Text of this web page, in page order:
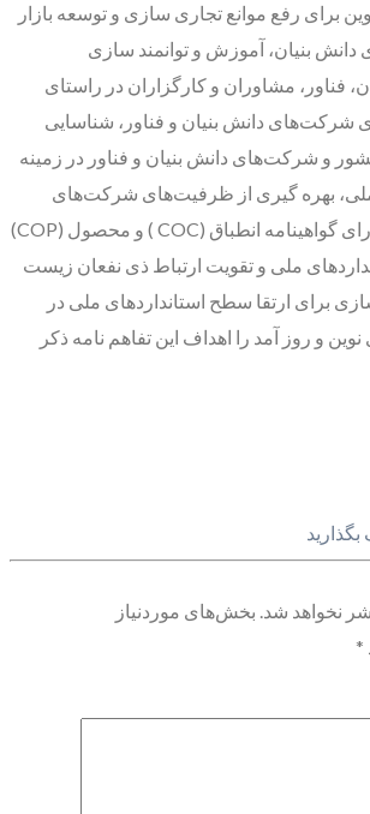
برای رفع موانع تجاری سازی و توسعه بازار
بنیان، آموزش و توانمند سازی
فناور، مشاوران و کارگزاران در راستای
شرکت‌های دانش بنیان و فناور، شناسایی
و شرکت‌های دانش بنیان و فناور در زمینه
ملی، بهره گیری از ظرفیت‌های شرکت‌های
دانش بنیان و فناور دارای گواهینامه انطباق (COC ) و محصول (COP)
ملی و تقویت ارتباط ذی نفعان زیست
برای ارتقا سطح استانداردهای ملی در
و روز آمد را اهداف این تفاهم نامه ذکر
نخواهد شد. بخش‌های موردنیاز
*